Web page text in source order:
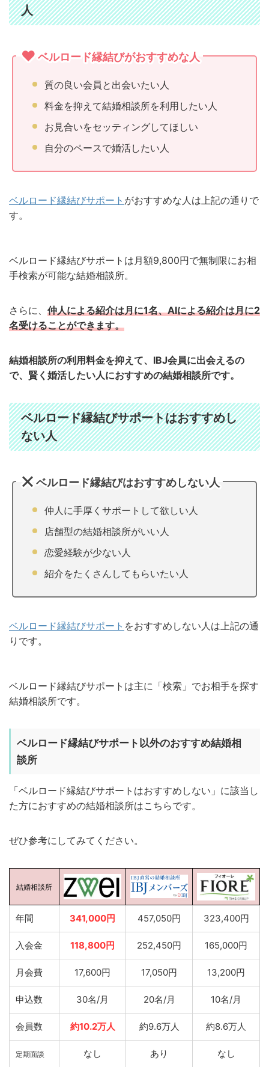
人
ベルロード縁結びがおすすめな人
質の良い会員と出会いたい人
料金を抑えて結婚相談所を利用したい人
お見合いをセッティングしてほしい
自分のペースで婚活したい人
ベルロード縁結びサポート がおすすめな人は上記の通りで
す。
ベルロード縁結びサポートは月額9,800円で無制限にお相
手検索が可能な結婚相談所。
さらに、 仲人による紹介は月に1名、AIによる紹介は月に2
名受けることができます。
結婚相談所の利用料金を抑えて、IBJ会員に出会えるの
で、賢く婚活したい人におすすめの結婚相談所です。
ベルロード縁結びサポートはおすすめし
ない人
ベルロード縁結びはおすすめしない人
仲人に手厚くサポートして欲しい人
店舗型の結婚相談所がいい人
恋愛経験が少ない人
紹介をたくさんしてもらいたい人
ベルロード縁結びサポート をおすすめしない人は上記の通
りです。
ベルロード縁結びサポートは主に「検索」でお相手を探す
結婚相談所です。
ベルロード縁結びサポート以外のおすすめ結婚相
談所
「ベルロード縁結びサポートはおすすめしない」に該当し
た方におすすめの結婚相談所はこちらです。
ぜひ参考にしてみてください。
結婚相談所
年間 341,000円 457,050円 323,400円
入会金 118,800円 252,450円 165,000円
月会費 17,600円 17,050円 13,200円
申込数 30名/月 20名/月 10名/月
会員数 約10.2万人 約9.6万人 約8.6万人
定期面談 なし あり なし